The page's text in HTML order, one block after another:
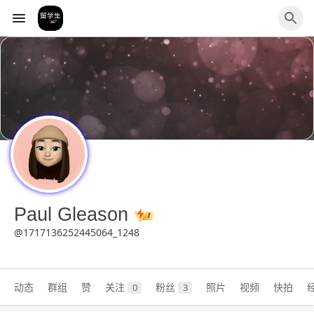
Paul Gleason
@1717136252445064_1248
动态 群组 赞 关注 0 粉丝 3 照片 视频 快拍